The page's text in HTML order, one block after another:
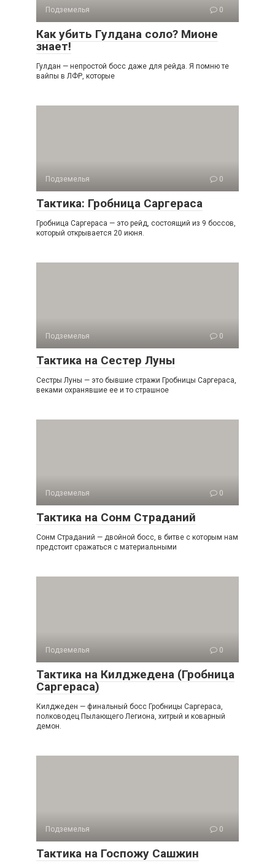
Подземелья 0
Как убить Гулдана соло? Мионе
знает!
Гулдан — непростой босс даже для рейда. Я помню те
вайпы в ЛФР, которые
Подземелья 0
Тактика: Гробница Саргераса
Гробница Саргераса — это рейд, состоящий из 9 боссов,
который открывается 20 июня.
Подземелья 0
Тактика на Сестер Луны
Сестры Луны — это бывшие стражи Гробницы Саргераса,
веками охранявшие ее и то страшное
Подземелья 0
Тактика на Сонм Страданий
Сонм Страданий — двойной босс, в битве с которым нам
предстоит сражаться с материальными
Подземелья 0
Тактика на Килджедена (Гробница
Саргераса)
Килджеден — финальный босс Гробницы Саргераса,
полководец Пылающего Легиона, хитрый и коварный
демон.
Подземелья 0
Тактика на Госпожу Сашжин